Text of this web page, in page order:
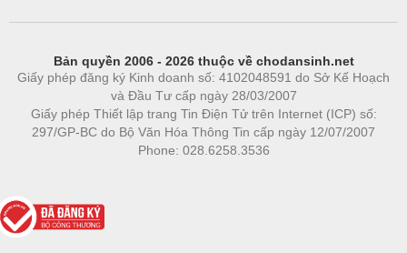
Bản quyền 2006 - 2026 thuộc về chodansinh.net
Giấy phép đăng ký Kinh doanh số: 4102048591 do Sở Kế Hoạch
và Đầu Tư cấp ngày 28/03/2007
Giấy phép Thiết lập trang Tin Điện Tử trên Internet (ICP) số:
297/GP-BC do Bộ Văn Hóa Thông Tin cấp ngày 12/07/2007
Phone: 028.6258.3536